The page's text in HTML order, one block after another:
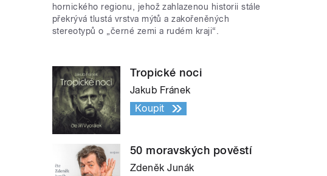
hornického regionu, jehož zahlazenou historii stále
překrývá tlustá vrstva mýtů a zakořeněných
stereotypů o „černé zemi a rudém kraji“.
Tropické noci
Jakub Fránek
Koupit
50 moravských pověstí
Zdeněk Junák